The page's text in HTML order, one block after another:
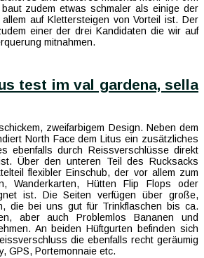
zudem etwas schmaler als einige der
auf Klettersteigen von Vorteil ist. Der
einer der drei Kandidaten die wir auf
mitnahmen.
zweifarbigem Design. Neben dem
North Face dem Litus ein zusätzliches
ebenfalls durch Reissverschlüsse direkt
Über den unteren Teil des Rucksacks
flexibler Einschub, der vor allem zum
Wanderkarten, Hütten Flip Flops oder
ist. Die Seiten verfügen über große,
die bei uns gut für Trinkflaschen bis ca.
aber auch Problemlos Bananen und
An beiden Hüftgurten befinden sich
die ebenfalls recht geräumig
GPS, Portemonnaie etc.